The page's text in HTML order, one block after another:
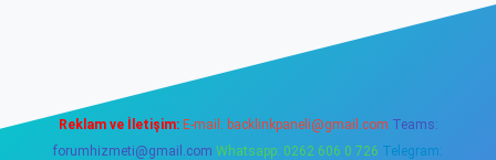
Reklam ve İletişim: E-mail: backlinkpaneli@gmail.com Teams:
forumhizmeti@gmail.com Whatsapp: 0262 606 0 726 Telegram: